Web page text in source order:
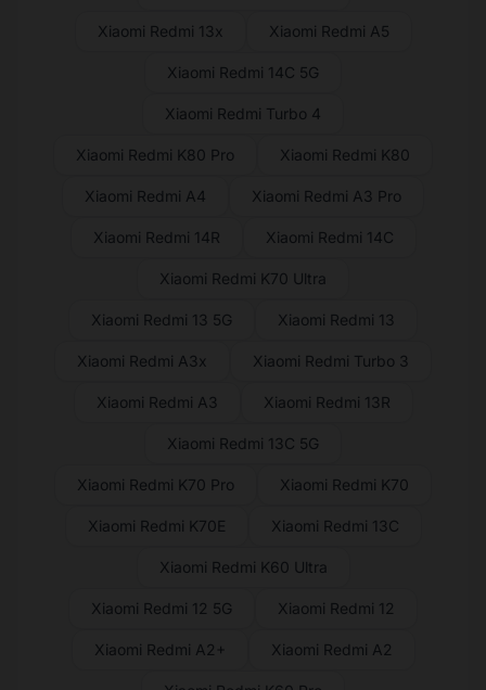
Xiaomi Redmi 13x Xiaomi Redmi A5
Xiaomi Redmi 14C 5G
Xiaomi Redmi Turbo 4
Xiaomi Redmi K80 Pro Xiaomi Redmi K80
Xiaomi Redmi A4 Xiaomi Redmi A3 Pro
Xiaomi Redmi 14R Xiaomi Redmi 14C
Xiaomi Redmi K70 Ultra
Xiaomi Redmi 13 5G Xiaomi Redmi 13
Xiaomi Redmi A3x Xiaomi Redmi Turbo 3
Xiaomi Redmi A3 Xiaomi Redmi 13R
Xiaomi Redmi 13C 5G
Xiaomi Redmi K70 Pro Xiaomi Redmi K70
Xiaomi Redmi K70E Xiaomi Redmi 13C
Xiaomi Redmi K60 Ultra
Xiaomi Redmi 12 5G Xiaomi Redmi 12
Xiaomi Redmi A2+ Xiaomi Redmi A2